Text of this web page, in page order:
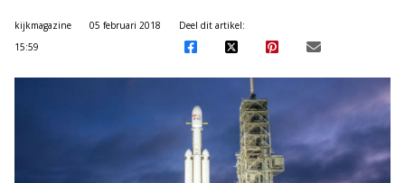
kijkmagazine
05 februari 2018
15:59
Deel dit artikel: